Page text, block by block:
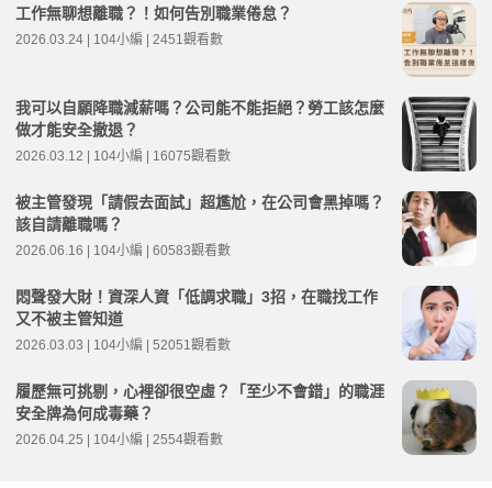
工作無聊想離職？！如何告別職業倦怠？
2026.03.24 | 104小編 | 2451觀看數
我可以自願降職減薪嗎？公司能不能拒絕？勞工該怎麼
做才能安全撤退？
2026.03.12 | 104小編 | 16075觀看數
被主管發現「請假去面試」超尷尬，在公司會黑掉嗎？
該自請離職嗎？
2026.06.16 | 104小編 | 60583觀看數
悶聲發大財！資深人資「低調求職」3招，在職找工作
又不被主管知道
2026.03.03 | 104小編 | 52051觀看數
履歷無可挑剔，心裡卻很空虛？「至少不會錯」的職涯
安全牌為何成毒藥？
2026.04.25 | 104小編 | 2554觀看數